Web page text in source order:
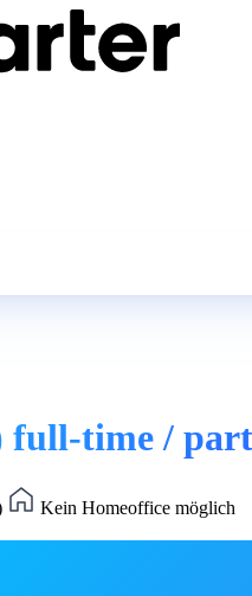
full-time /
Kein Homeoffice möglich